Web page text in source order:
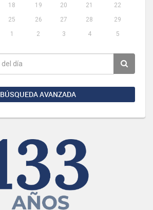
18 19 20 21
22
25 26 27 28
29
1 2 3 4 5
BÚSQUEDA AVANZADA